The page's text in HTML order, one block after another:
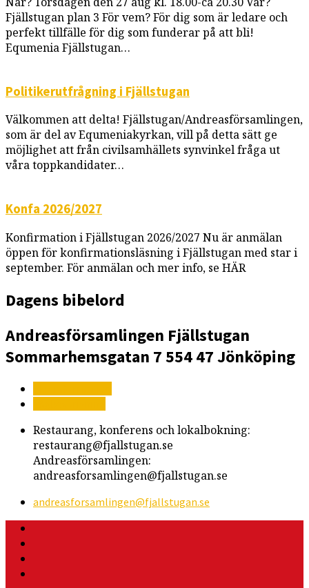
Fjällstugan plan 3 För vem? För dig som är ledare och
perfekt tillfälle för dig som funderar på att bli!
Equmenia Fjällstugan…
Politikerutfrågning i Fjällstugan
Välkommen att delta! Fjällstugan/Andreasförsamlingen,
som är del av Equmeniakyrkan, vill på detta sätt ge
möjlighet att från civilsamhällets synvinkel fråga ut
våra toppkandidater…
Konfa 2026/2027
Konfirmation i Fjällstugan 2026/2027 Nu är anmälan
öppen för konfirmationsläsning i Fjällstugan med star i
september. För anmälan och mer info, se HÄR
Dagens bibelord
Andreasförsamlingen Fjällstugan
Sommarhemsgatan 7554 47 Jönköping
Restaurang, konferens och lokalbokning:
restaurang@fjallstugan.se
Andreasförsamlingen:
andreasforsamlingen@fjallstugan.se
andreasforsamlingen​@fjallstugan.se